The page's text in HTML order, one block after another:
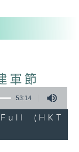
軍節
53:14
(HKT